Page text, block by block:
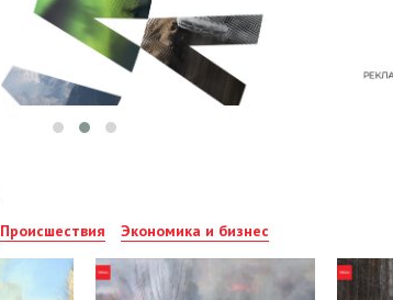
Происшествия Экономика и бизнес